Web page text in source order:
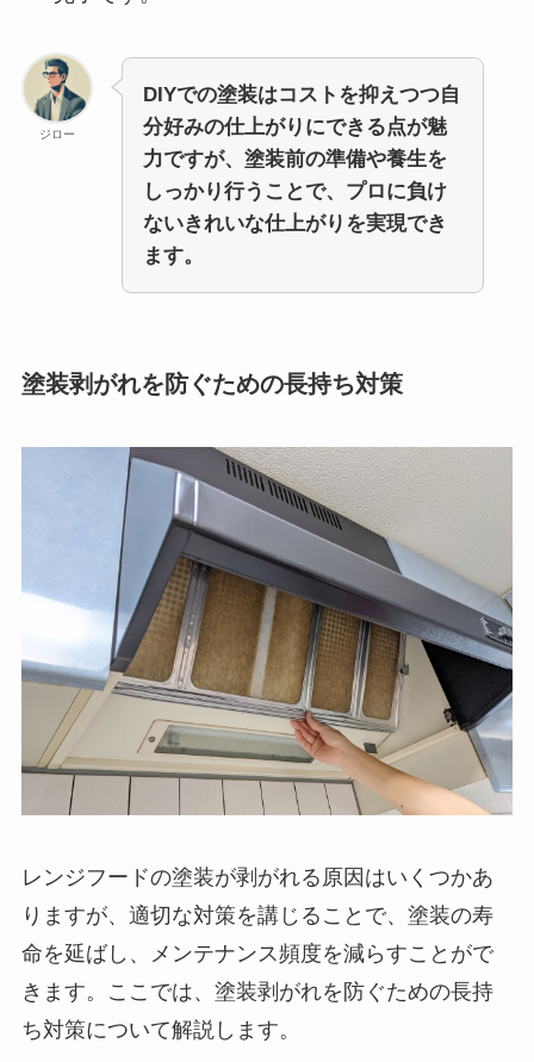
ジロー
DIYでの塗装はコストを抑えつつ自
分好みの仕上がりにできる点が魅
力ですが、塗装前の準備や養生を
しっかり行うことで、プロに負け
ないきれいな仕上がりを実現でき
ます。
塗装剥がれを防ぐための長持ち対策
レンジフードの塗装が剥がれる原因はいくつかあ
りますが、適切な対策を講じることで、塗装の寿
命を延ばし、メンテナンス頻度を減らすことがで
きます。ここでは、塗装剥がれを防ぐための長持
ち対策について解説します。